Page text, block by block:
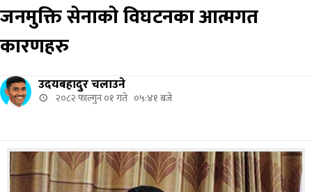
जनमुक्ति सेनाको विघटनका आत्मगत
कारणहरु
उदयबहादुर चलाउने
२०८२ फाल्गुन ०१ गते ०५:४१ बजे